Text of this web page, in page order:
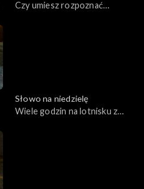
Czy umiesz rozpoznać
Słowo na niedzielę
Wiele godzin na lotnisku z